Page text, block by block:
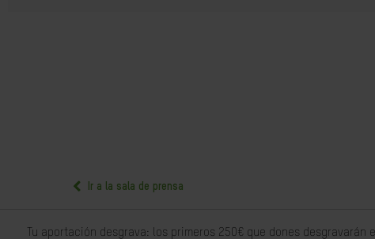
Ir a la sala de prensa
Tu aportación desgrava: los primeros 250€ que dones desgravarán